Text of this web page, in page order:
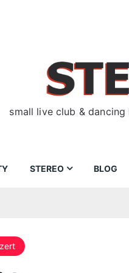
small live club &
STEREO BLOG